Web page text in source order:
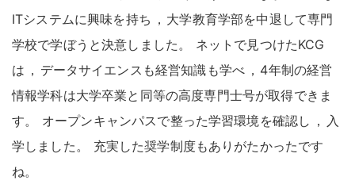
ITシステムに興味を持ち ， 大学教育学部を中退して専門
学校で学ぼうと決意しました。
ネットで見つけたKCG
は ， データサイエンスも経営知識も学べ ， 4年制の経営
情報学科は大学卒業と同等の高度専門士号が取得できま
す。 オープンキャンパスで整った学習環境を確認し ， 入
学しました。
充実した奨学制度もありがたかったです
ね。